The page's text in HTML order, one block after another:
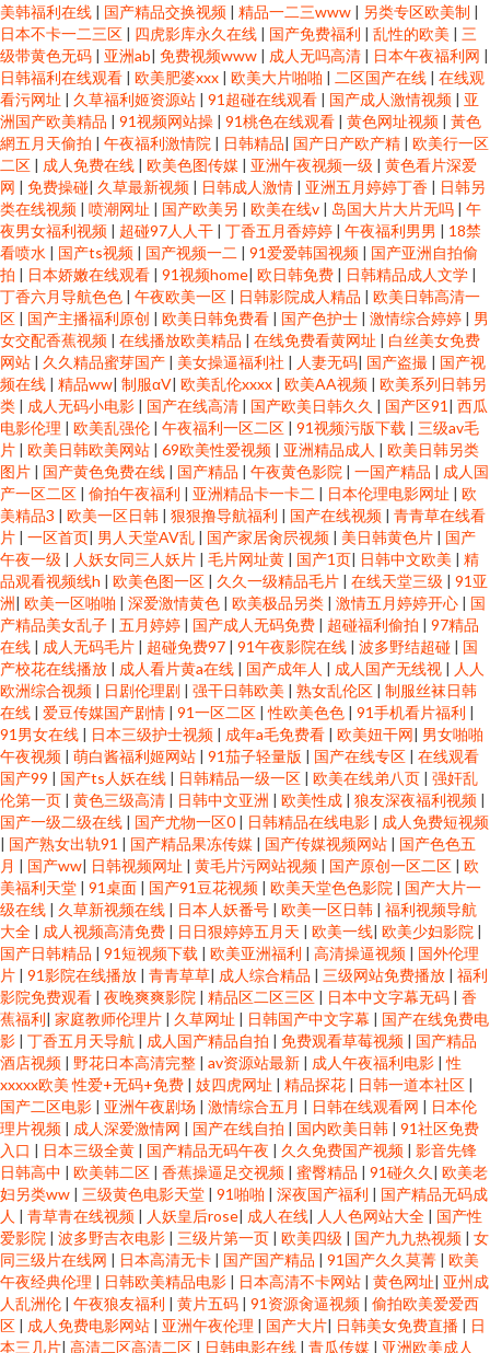
美韩福利在线 | 国产精品交换视频 | 精品一二三www | 另类专区欧美制 |
日本不卡一二三区 | 四虎影库永久在线 | 国产免费福利 | 乱性的欧美 | 三
级带黄色无码 | 亚洲ab| 免费视频www | 成人无吗高清 | 日本午夜福利网 |
日韩福利在线观看 | 欧美肥婆xxx | 欧美大片啪啪 | 二区国产在线 | 在线观
看污网址 | 久草福利姬资源站 | 91超碰在线观看 | 国产成人激情视频 | 亚
洲国产欧美精品 | 91视频网站操 | 91桃色在线观看 | 黄色网址视频 | 黃色
網五月天偷拍 | 午夜福利激情院 | 日韩精品| 国产日产欧产精 | 欧美行一区
二区 | 成人免费在线 | 欧美色图传媒 | 亚洲午夜视频一级 | 黄色看片深爱
网 | 免费操碰| 久草最新视频 | 日韩成人激情 | 亚洲五月婷婷丁香 | 日韩另
类在线视频 | 喷潮网址 | 国产欧美另 | 欧美在线v | 岛国大片大片无吗 | 午
夜男女福利视频 | 超碰97人人干 | 丁香五月香婷婷 | 午夜福利男男 | 18禁
看喷水 | 国产ts视频 | 国产视频一二 | 91爱爱韩国视频 | 国产亚洲自拍偷
拍 | 日本娇嫩在线观看 | 91视频home| 欧日韩免费 | 日韩精品成人文学 |
丁香六月导航色色 | 午夜欧美一区 | 日韩影院成人精品 | 欧美日韩高清一
区 | 国产主播福利原创 | 欧美日韩免费看 | 国产色护士 | 激情综合婷婷 | 男
女交配香蕉视频 | 在线播放欧美精品 | 在线免费看黄网址 | 白丝美女免费
网站 | 久久精品蜜芽国产 | 美女操逼福利社 | 人妻无码| 国产盗撮 | 国产视
频在线 | 精品ww| 制服αV| 欧美乱伦xxxx | 欧美AA视频 | 欧美系列日韩另
类 | 成人无码小电影 | 国产在线高清 | 国产欧美日韩久久 | 国产区91 | 西瓜
电影伦理 | 欧美乱强伦 | 午夜福利一区二区 | 91视频污版下载 | 三级av毛
片 | 欧美日韩欧美网站 | 69欧美性爱视频 | 亚洲精品成人 | 欧美日韩另类
图片 | 国产黄色免费在线 | 国产精品 | 午夜黄色影院 | 一国产精品 | 成人国
产一区二区 | 偷拍午夜福利 | 亚洲精品卡一卡二 | 日本伦理电影网址 | 欧
美精品3 | 欧美一区日韩 | 狠狠撸导航福利 | 国产在线视频 | 青青草在线看
片 | 一区首页| 男人天堂AV乱 | 国产家居肏屄视频 | 美日韩黄色片 | 国产
午夜一级 | 人妖女同三人妖片 | 毛片网址黄 | 国产1页| 日韩中文欧美 | 精
品观看视频线h | 欧美色图一区 | 久久一级精品毛片 | 在线天堂三级 | 91亚
洲| 欧美一区啪啪 | 深爱激情黄色 | 欧美极品另类 | 激情五月婷婷开心 | 国
产精品美女乱子 | 五月婷婷 | 国产成人无码免费 | 超碰福利偷拍 | 97精品
在线 | 成人无码毛片 | 超碰免费97 | 91午夜影院在线 | 波多野结超碰 | 国
产校花在线播放 | 成人看片黄a在线 | 国产成年人 | 成人国产无线视 | 人人
欧洲综合视频 | 日剧伦理剧 | 强干日韩欧美 | 熟女乱伦区 | 制服丝袜日韩
在线 | 爱豆传媒国产剧情 | 91一区二区 |性欧美色色 | 91手机看片福利 |
91男女在线 | 日本三级护士视频 | 成年a毛免费看 | 欧美妞干网| 男女啪啪
午夜视频 | 萌白酱福利姬网站 | 91茄子轻量版 | 国产在线专区 | 在线观看
国产99 | 国产ts人妖在线 | 日韩精品一级一区 | 欧美在线弟八页 | 强奸乱
伦第一页 | 黄色三级高清 | 日韩中文亚洲 | 欧美性成 | 狼友深夜福利视频 |
国产一级二级在线 | 国产尤物一区0 | 日韩精品在线电影 | 成人免费短视频
| 国产熟女出轨91 | 国产精品果冻传媒 | 国产传媒视频网站 | 国产色色五
月 | 国产ww| 日韩视频网址 | 黄毛片污网站视频 | 国产原创一区二区 | 欧
美福利天堂 | 91桌面 | 国产91豆花视频 | 欧美天堂色色影院 | 国产大片一
级在线 | 久草新视频在线 | 日本人妖番号 | 欧美一区日韩 | 福利视频导航
大全 | 成人视频高清免费 | 日日狠婷婷五月天 | 欧美一线| 欧美少妇影院 |
国产日韩精品 | 91短视频下载 | 欧美亚洲福利 | 高清操逼视频 | 国外伦理
片 | 91影院在线播放 | 青青草草| 成人综合精品 | 三级网站免费播放 | 福利
影院免费观看 | 夜晚爽爽影院 | 精品区二区三区 | 日本中文字幕无码 | 香
蕉福利| 家庭教师伦理片 | 久草网址 | 日韩国产中文字幕 | 国产在线免费电
影 | 丁香五月天导航 | 成人国产精品自拍 | 免费观看草莓视频 | 国产精品
酒店视频 | 野花日本高清完整 | av资源站最新 | 成人午夜福利电影 |性
xxxxx欧美 性爱+无码+免费 | 妓四虎网址 | 精品探花 | 日韩一道本社区 |
国产二区电影 | 亚洲午夜剧场 | 激情综合五月 | 日韩在线观看网 | 日本伦
理片视频 | 成人深爱激情网 | 国产在线自拍 | 国内欧美日韩 | 91社区免费
入口 | 日本三级全黄 | 国产精品无码午夜 | 久久免费国产视频 | 影音先锋
日韩高中 | 欧美韩二区 | 香蕉操逼足交视频 | 蜜臀精品 | 91碰久久 | 欧美老
妇另类ww | 三级黄色电影天堂 | 91啪啪 | 深夜国产福利 | 国产精品无码成
人 | 青草青在线视频 | 人妖皇后rose| 成人在线| 人人色网站大全 | 国产性
爱影院 | 波多野吉衣电影 | 三级片第一页 | 欧美四级 | 国产九九热视频 | 女
同三级片在线网 | 日本高清无卡 | 国产国产精品 | 91国产久久莫菁 | 欧美
午夜经典伦理 | 日韩欧美精品电影 | 日本高清不卡网站 | 黄色网址| 亚州成
人乱洲伦 | 午夜狼友福利 | 黄片五码 | 91资源肏逼视频 | 偷拍欧美爱爱西
区 | 成人免费电影网站 | 亚洲午夜伦理 | 国产大片| 日韩美女免费直播 | 日
本三几片| 高清二区高清二区 | 日韩电影在线 | 青瓜传媒 | 亚洲欧美成人